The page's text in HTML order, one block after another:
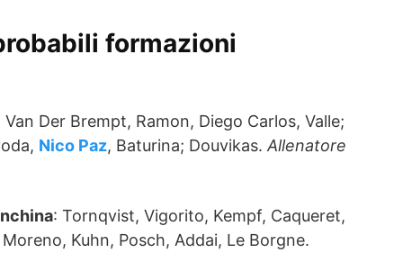
formazioni
Der Brempt, Ramon, Diego Carlos, Valle;
Nico Paz, Baturina; Douvikas. Allenatore
: Tornqvist, Vigorito, Kempf, Caqueret,
Kuhn, Posch, Addai, Le Borgne.